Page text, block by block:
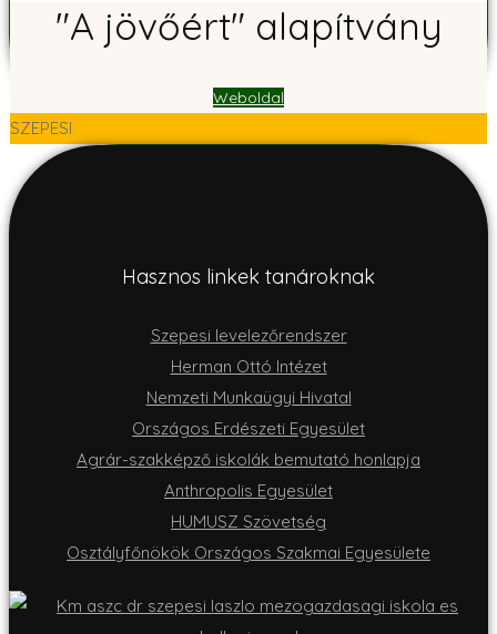
"A jövőért" alapítvány
Weboldal
SZEPESI
Hasznos linkek tanároknak
Szepesi levelezőrendszer
Herman Ottó Intézet
Nemzeti Munkaügyi Hivatal
Országos Erdészeti Egyesület
Agrár-szakképző iskolák bemutató honlapja
Anthropolis Egyesület
HUMUSZ Szövetség
Osztályfőnökök Országos Szakmai Egyesülete